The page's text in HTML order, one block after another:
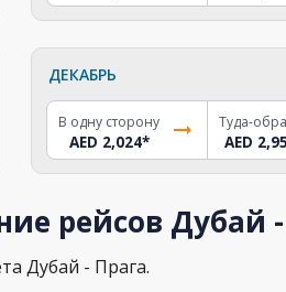
ДЕКАБРЬ
В одну сторону
AED 2,024*
Туда-
AED
рейсов Дубай
Дубай - Прага.